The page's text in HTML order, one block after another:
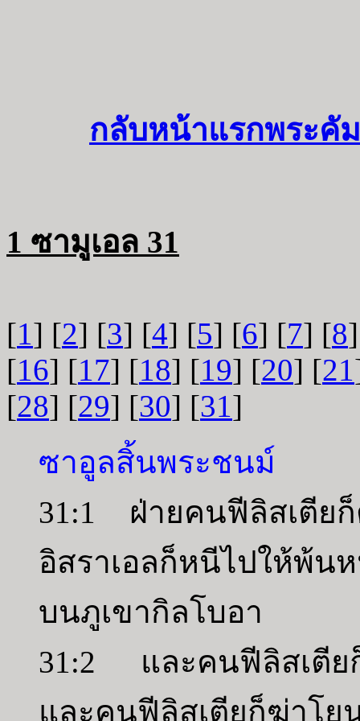
กลับหน้าแรกพระคั
1 ซามูเอล 31
[1] [2] [3] [4] [5] [6] [7] [8
[16] [17] [18] [19] [20] [21
[28] [29] [30] [31]
ซาอูลสิ้นพระชนม์
31:1 ฝ่ายคนฟีลิสเตีย
อิสราเอลก็หนีไปให้พ้
บนภูเขากิลโบอา
31:2 และคนฟีลิสเตีย
และคนฟีลิสเตียก็ฆ่าโ